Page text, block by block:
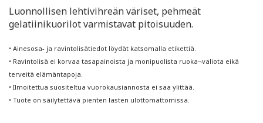
Luonnollisen lehtivihreän väriset, pehmeät
gelatiinikuorilot varmistavat pitoisuuden.
• Ainesosa- ja ravintolisätiedot löydät katsomalla etikettiä.
• Ravintolisä ei korvaa tasapainoista ja monipuolista ruoka¬valiota eikä
terveitä elämäntapoja.
• Ilmoitettua suositeltua vuorokausiannosta ei saa ylittää.
• Tuote on säilytettävä pienten lasten ulottomattomissa.